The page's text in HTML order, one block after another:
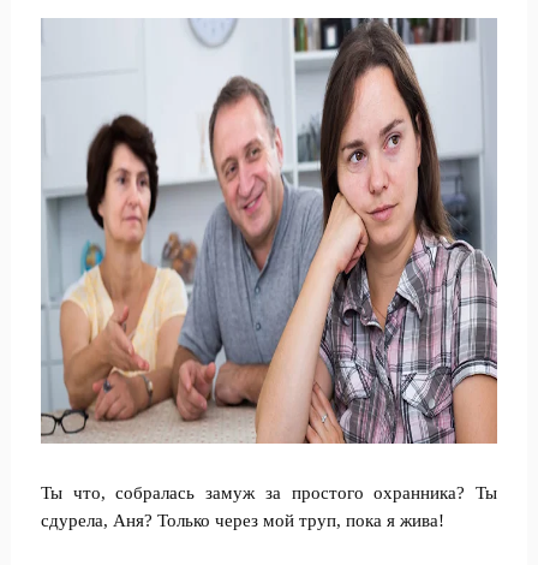
Ты что, собралась замуж за простого охранника? Ты
сдурела, Аня? Только через мой труп, пока я жива!